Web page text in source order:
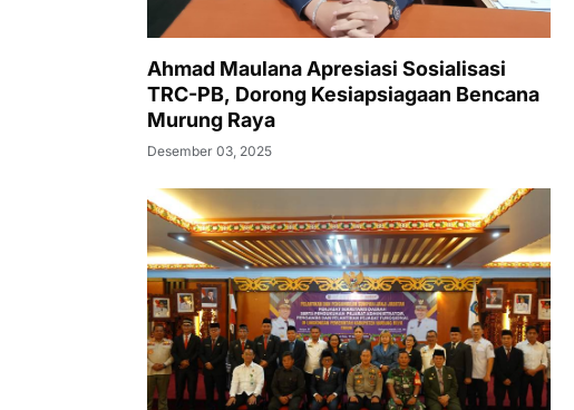
Ahmad Maulana Apresiasi Sosialisasi
TRC-PB, Dorong Kesiapsiagaan Bencana
Murung Raya
Desember 03, 2025